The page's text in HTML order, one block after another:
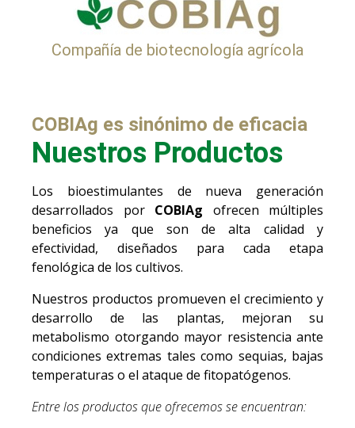
Compañía de biotecnología agrícola
COBIAg es sinónimo de eficacia
Nuestros Productos
Los bioestimulantes de nueva generación
desarrollados por COBIAg ofrecen múltiples
beneficios ya que son de alta calidad y
efectividad, diseñados para cada etapa
fenológica de los cultivos.
Nuestros productos promueven el crecimiento y
desarrollo de las plantas, mejoran su
metabolismo otorgando mayor resistencia ante
condiciones extremas tales como sequias, bajas
temperaturas o el ataque de fitopatógenos.
Entre los productos que ofrecemos se encuentran: